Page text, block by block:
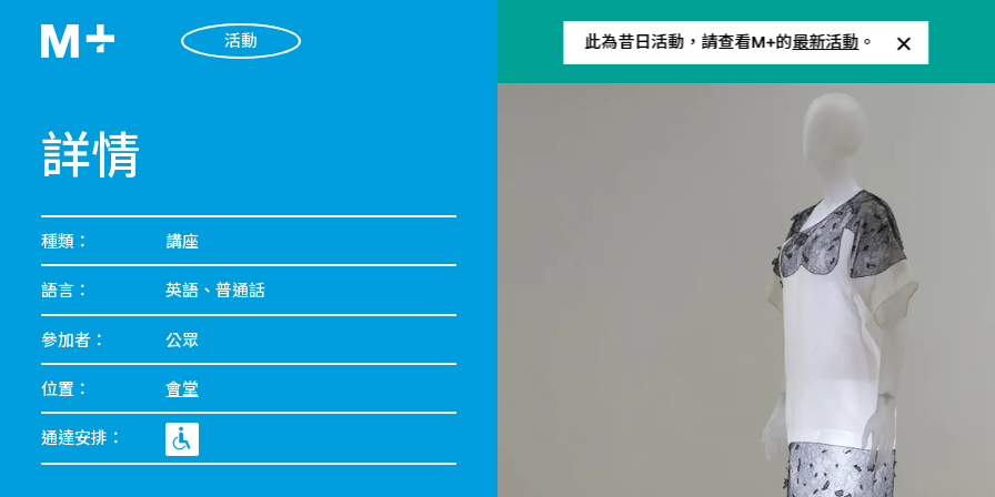
活動 此為昔日活動，請查看M+的最新活動 。
詳情
種類： 講座
語言： 英語、普通話
參加者： 公眾
位置： 會堂
通達安排：